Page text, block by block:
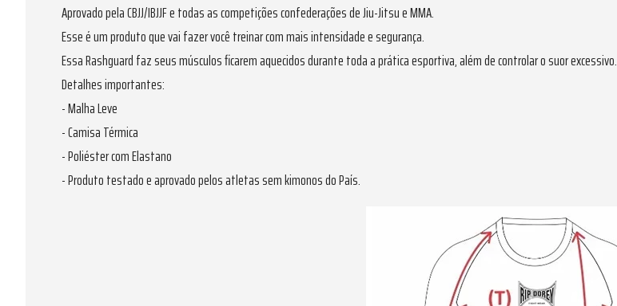
Aprovado pela CBJJ/IBJJF e todas as competições confederações de Jiu-Jitsu e MMA.
Esse é um produto que vai fazer você treinar com mais intensidade e segurança.
Essa Rashguard faz seus músculos ficarem aquecidos durante toda a prática esportiva, além de controlar o suor excessivo.
Detalhes importantes:
- Malha Leve
- Camisa Térmica
- Poliéster com Elastano
- Produto testado e aprovado pelos atletas sem kimonos do País.